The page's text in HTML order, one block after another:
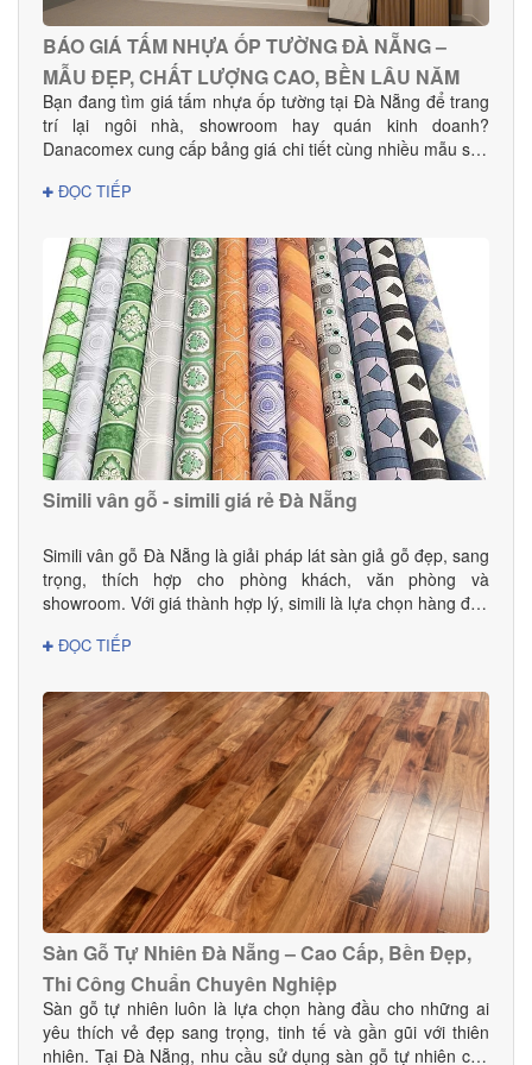
BÁO GIÁ TẤM NHỰA ỐP TƯỜNG ĐÀ NẴNG –
MẪU ĐẸP, CHẤT LƯỢNG CAO, BỀN LÂU NĂM
Bạn đang tìm giá tấm nhựa ốp tường tại Đà Nẵng để trang
trí lại ngôi nhà, showroom hay quán kinh doanh?
Danacomex cung cấp bảng giá chi tiết cùng nhiều mẫu sản
ĐỌC TIẾP
Simili vân gỗ - simili giá rẻ Đà Nẵng
Simili vân gỗ Đà Nẵng là giải pháp lát sàn giả gỗ đẹp, sang
trọng, thích hợp cho phòng khách, văn phòng và
showroom. Với giá thành hợp lý, simili là lựa chọn hàng đầu
ĐỌC TIẾP
Sàn Gỗ Tự Nhiên Đà Nẵng – Cao Cấp, Bền Đẹp,
Thi Công Chuẩn Chuyên Nghiệp
Sàn gỗ tự nhiên luôn là lựa chọn hàng đầu cho những ai
yêu thích vẻ đẹp sang trọng, tinh tế và gần gũi với thiên
nhiên. Tại Đà Nẵng, nhu cầu sử dụng sàn gỗ tự nhiên cho